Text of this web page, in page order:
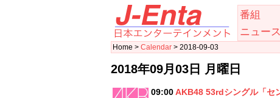
番組
ニュース
Home > Calendar > 2018-09-03
2018年09月03日 月曜日
09:00AKB48 53rdシングル「セ